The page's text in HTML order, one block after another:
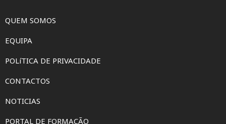
QUEM SOMOS
EQUIPA
POLíTICA DE PRIVACIDADE
CONTACTOS
NOTICIAS
PORTAL DE FORMAÇÃO